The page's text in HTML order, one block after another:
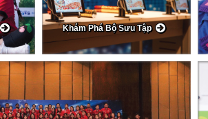
Khám Phá Bộ Sưu Tập